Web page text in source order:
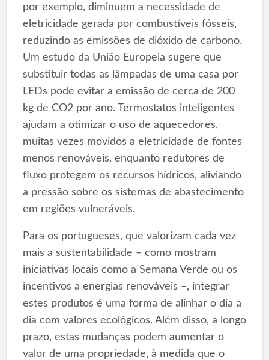
por exemplo, diminuem a necessidade de
eletricidade gerada por combustíveis fósseis,
reduzindo as emissões de dióxido de carbono.
Um estudo da União Europeia sugere que
substituir todas as lâmpadas de uma casa por
LEDs pode evitar a emissão de cerca de 200
kg de CO2 por ano. Termostatos inteligentes
ajudam a otimizar o uso de aquecedores,
muitas vezes movidos a eletricidade de fontes
menos renováveis, enquanto redutores de
fluxo protegem os recursos hídricos, aliviando
a pressão sobre os sistemas de abastecimento
em regiões vulneráveis.
Para os portugueses, que valorizam cada vez
mais a sustentabilidade – como mostram
iniciativas locais como a Semana Verde ou os
incentivos a energias renováveis –, integrar
estes produtos é uma forma de alinhar o dia a
dia com valores ecológicos. Além disso, a longo
prazo, estas mudanças podem aumentar o
valor de uma propriedade, à medida que o